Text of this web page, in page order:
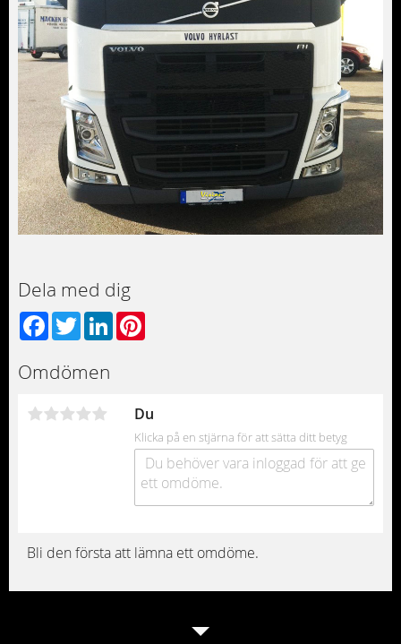
Dela med dig
Facebook
TwitterLinkedIn
Omdömen
Du
Klicka på en stjärna för att sätta ditt betyg
Bli den första att lämna ett omdöme.